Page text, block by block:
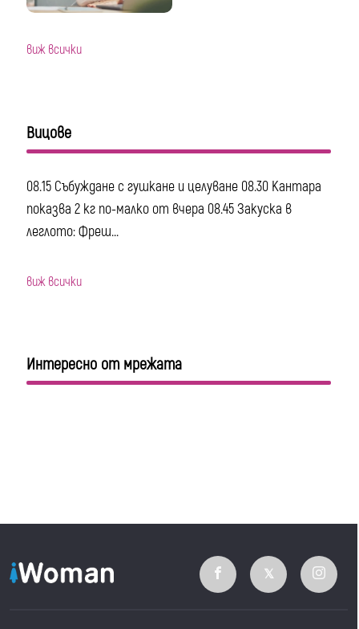
виж всички
Вицове
08.15 Събуждане с гушкане и целуване 08.30 Кантара
показва 2 кг по-малко от вчера 08.45 Закуска в
леглото: Фреш...
виж всички
Интересно от мрежата